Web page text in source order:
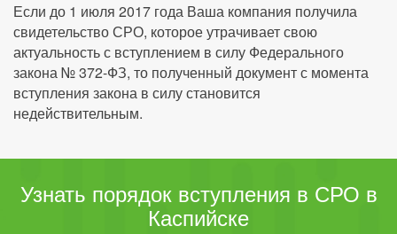
Если до 1 июля 2017 года Ваша компания получила
свидетельство СРО, которое утрачивает свою
актуальность с вступлением в силу Федерального
закона № 372-ФЗ, то полученный документ с момента
вступления закона в силу становится
недействительным.
Узнать порядок вступления в СРО в
Каспийске